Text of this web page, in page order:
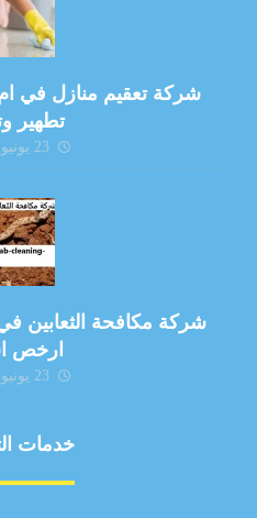
تطهير
23 يونيو، 2024
ارخص
23 يونيو، 2024
خدمات